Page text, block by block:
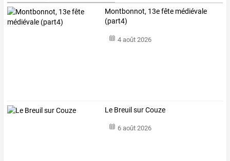
Montbonnot, 13e fête médiévale
(part4)
4 août 2026
Le Breuil sur Couze
6 août 2026